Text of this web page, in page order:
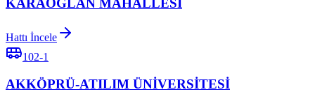
KARAOĞLAN MAHALLESİ
Hattı İncele
102-1
AKKÖPRÜ-ATILIM ÜNİVERSİTESİ